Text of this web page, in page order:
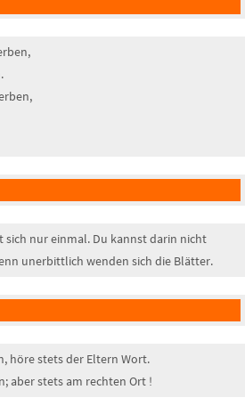
sich nur einmal. Du kannst darin nicht
unerbittlich wenden sich die Blätter.
höre stets der Eltern Wort.
aber stets am rechten Ort !